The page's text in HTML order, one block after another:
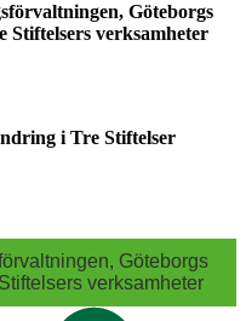
Göteborgs
Stiftelsers verksamheter
i Tre Stiftelser
Göteborgs
verksamheter